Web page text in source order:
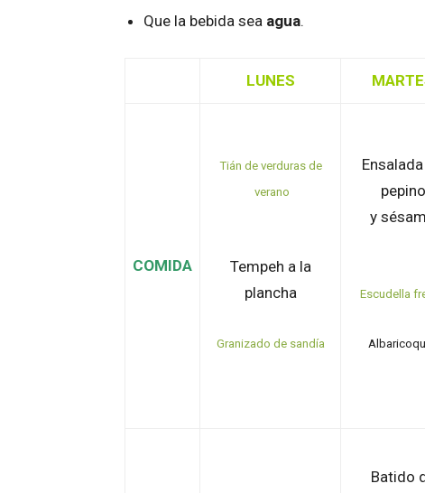
Que la bebida sea agua.
LUNES
COMIDA
Tián de verduras de
verano
Tempeh a la
plancha
Granizado de sandía
pepino
y
Escudella
Batido